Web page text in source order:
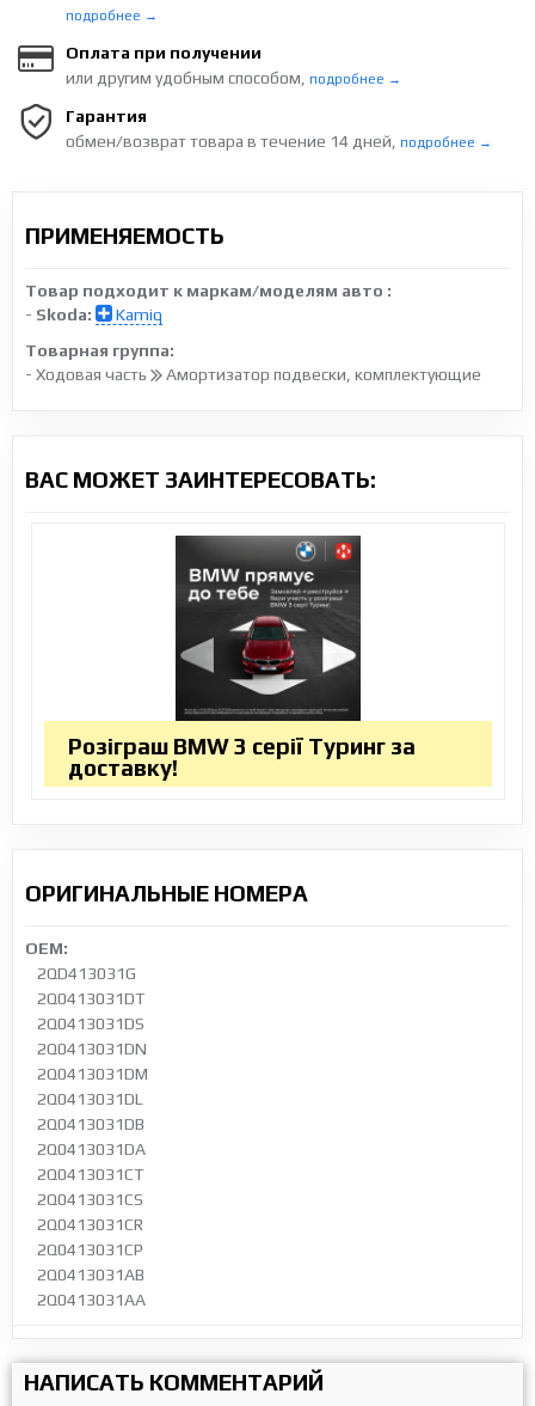
подробнее →
Оплата при получении
или другим удобным способом,
подробнее →
Гарантия
обмен/возврат товара в течение 14 дней,
подробнее →
ПРИМЕНЯЕМОСТЬ
Товар подходит к маркам/моделям авто :
- Skoda:
Kamiq
Товарная группа:
- Ходовая часть
Амортизатор подвески, комплектующие
ВАС МОЖЕТ ЗАИНТЕРЕСОВАТЬ:
Розіграш BMW 3 серії Туринг за
доставку!
ОРИГИНАЛЬНЫЕ НОМЕРА
OEM:
2QD413031G
2Q0413031DT
2Q0413031DS
2Q0413031DN
2Q0413031DM
2Q0413031DL
2Q0413031DB
2Q0413031DA
2Q0413031CT
2Q0413031CS
2Q0413031CR
2Q0413031CP
2Q0413031AB
2Q0413031AA
НАПИСАТЬ КОММЕНТАРИЙ